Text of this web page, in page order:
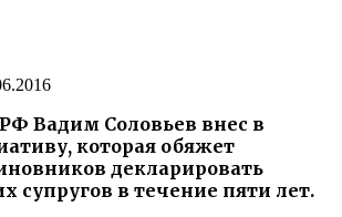
Вадим Соловьев внес в
которая обяжет
декларировать
супругов в течение пяти лет.